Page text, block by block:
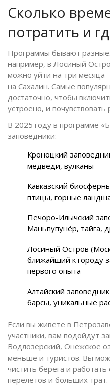
Сколько
потратить и
Программы бывают
например, в Лосиный
можно уйти на три месяца
на Сахалин. Самые
достаточно, чтобы
устроено, и почувствовать
В 2025 году в программе
заповедники:
Кроноцкий
медведи, вулканы
Кавказский
птицы, горные
Печоро-Илычский
Маньпупунёр, тайга,
Лосиный Остров
ближайший к городу
первого опыта
Алтайский
барсы, уникальные
Если вы живете в
участники, вам подойдут
Водлозерский, Онежское
меньше и туристов. Вы
чистить берега и
перелетов и больших трат.